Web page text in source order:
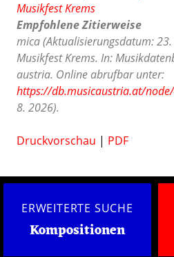
Musikfest Krems
Empfohlene Zitierweise
mica (Aktualisierungsdatum:
Musikfest Krems. In:
austria. Online abrufbar unter:
https://db.musicaustria.at/
8. 2026).
Druckvorschau | PDF
ERWEITERTE SUCHE
Kompositionen